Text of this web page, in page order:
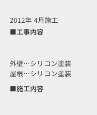
2012年 4月施工
■工事内容
外壁…シリコン塗装
屋根…シリコン塗装
■施工内容